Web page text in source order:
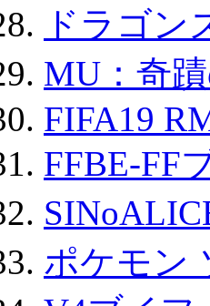
ドラゴン
MU：奇
FIFA19
FFBE-FF
ポケモン